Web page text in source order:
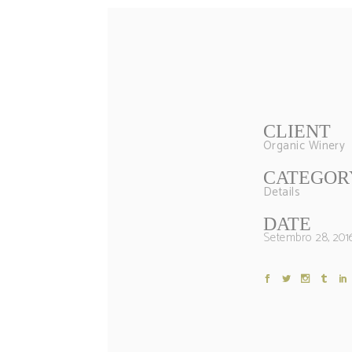
CLIENT
Organic Winery
Details
DATE
Setembro 28,